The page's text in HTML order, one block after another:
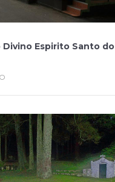
Divino Espirito Santo do